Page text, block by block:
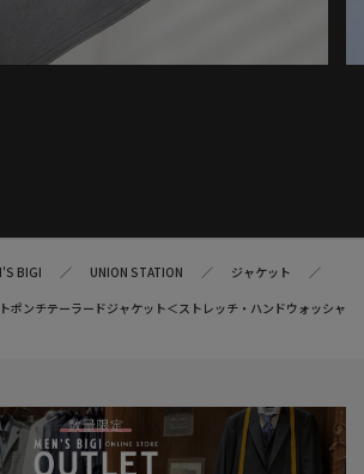
BIGI UNION STATION
ジャケット
ポンチテーラードジャケット＜ストレッチ・ハンドウォッシャ